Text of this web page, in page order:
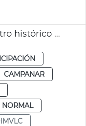
Remodelación jardín centro histórico Campanar
CAMPANAR
NORMAL